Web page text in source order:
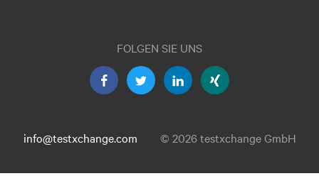
FOLGEN SIE UNS
info@testxchange.com © 2026 testxchange GmbH